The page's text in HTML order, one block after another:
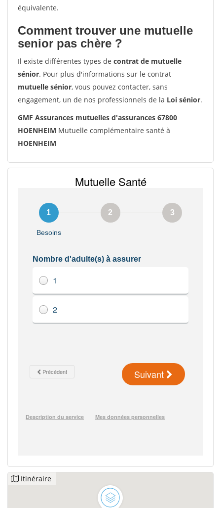
équivalente.
Comment trouver une mutuelle
senior pas chère ?
Il existe différentes types de contrat de mutuelle
sénior. Pour plus d'informations sur le contrat
mutuelle sénior, vous pouvez contacter, sans
engagement, un de nos professionnels de la Loi sénior.
GMF Assurances mutuelles d'assurances 67800
HOENHEIM Mutuelle complémentaire santé à
HOENHEIM
Itinéraire